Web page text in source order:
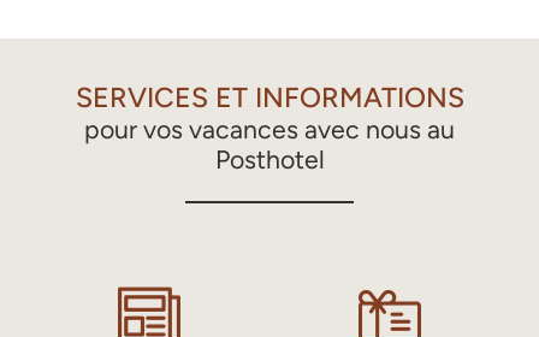
SERVICES ET INFORMATIONS
pour vos vacances avec nous au
Posthotel